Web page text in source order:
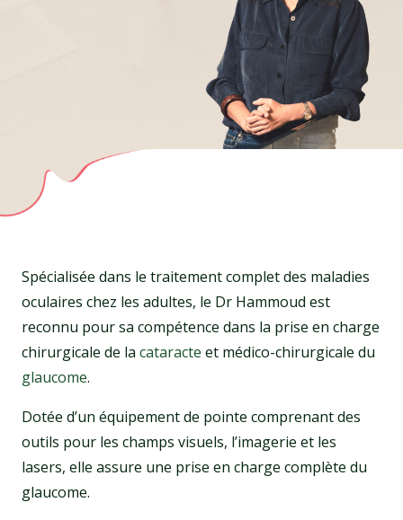
Spécialisée dans le traitement complet des maladies
oculaires chez les adultes, le Dr Hammoud est
reconnu pour sa compétence dans la prise en charge
chirurgicale de la cataracte et médico-chirurgicale du
glaucome.
Dotée d’un équipement de pointe comprenant des
outils pour les champs visuels, l’imagerie et les
lasers, elle assure une prise en charge complète du
glaucome.